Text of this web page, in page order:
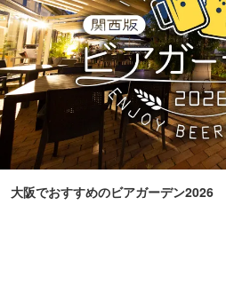
大阪でおすすめのビアガーデン2026